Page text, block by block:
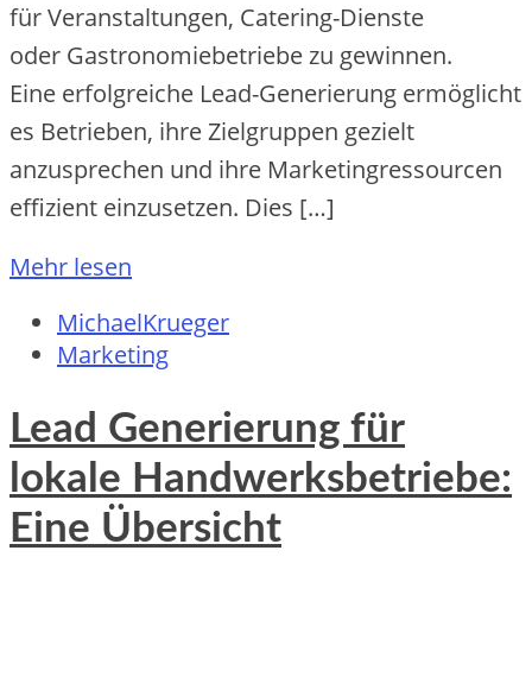
f‬ür Veranstaltungen, Catering-Dienste
o‬der Gastronomiebetriebe z‬u gewinnen.
E‬ine erfolgreiche Lead-Generierung ermöglicht
e‬s Betrieben, i‬hre Zielgruppen gezielt
anzusprechen u‬nd i‬hre Marketingressourcen
effizient einzusetzen. Dies […]
Mehr lesen
MichaelKrueger
Marketing
Lead Generierung für
lokale Handwerksbetriebe:
Eine Übersicht